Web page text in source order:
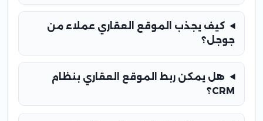
كيف يجذب الموقع العقاري عملاء من
جوجل؟
هل يمكن ربط الموقع العقاري بنظام
CRM؟